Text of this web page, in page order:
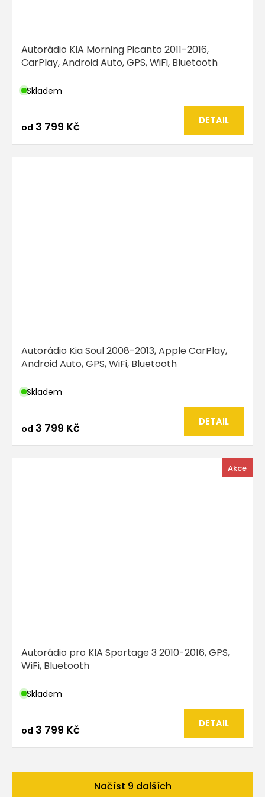
Autorádio KIA Morning Picanto 2011-2016,
CarPlay, Android Auto, GPS, WiFi, Bluetooth
Skladem
od 3 799 Kč DETAIL
Autorádio Kia Soul 2008-2013, Apple CarPlay,
Android Auto, GPS, WiFi, Bluetooth
Skladem
od 3 799 Kč DETAIL
Akce
Autorádio pro KIA Sportage 3 2010-2016, GPS,
WiFi, Bluetooth
Skladem
od 3 799 Kč DETAIL
Načíst 9 dalších